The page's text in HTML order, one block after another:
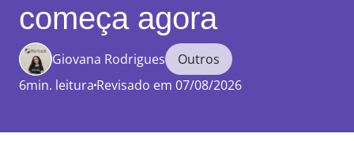
começa agora
Giovana Rodrigues
Outros
6min. leitura Revisado em 07/08/2026
Enviar